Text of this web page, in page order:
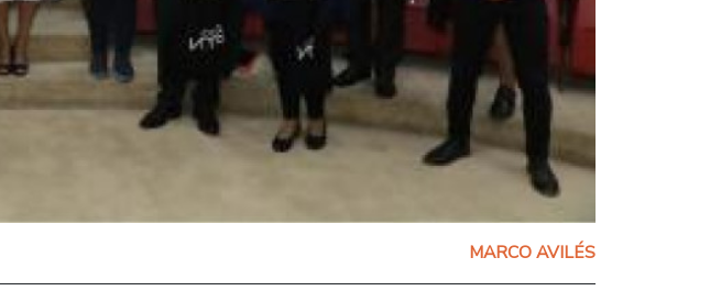
MARCO AVILÉS